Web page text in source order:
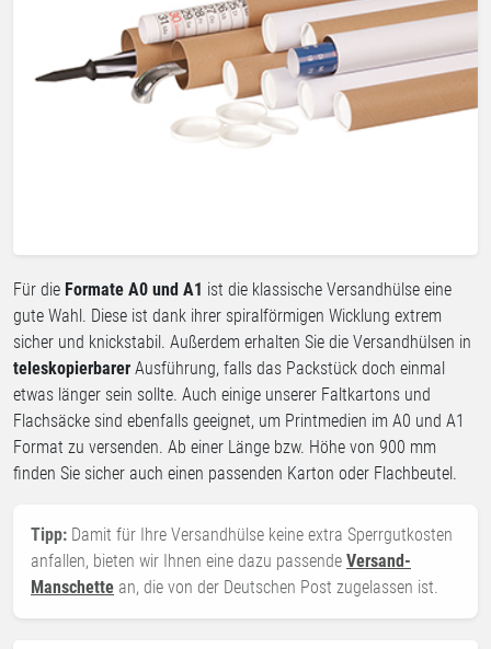
Für die Formate A0 und A1 ist die klassische Versandhülse eine
gute Wahl. Diese ist dank ihrer spiralförmigen Wicklung extrem
sicher und knickstabil. Außerdem erhalten Sie die Versandhülsen in
teleskopierbarer Ausführung, falls das Packstück doch einmal
etwas länger sein sollte. Auch einige unserer Faltkartons und
Flachsäcke sind ebenfalls geeignet, um Printmedien im A0 und A1
Format zu versenden. Ab einer Länge bzw. Höhe von 900 mm
finden Sie sicher auch einen passenden Karton oder Flachbeutel.
Tipp: Damit für Ihre Versandhülse keine extra Sperrgutkosten
anfallen, bieten wir Ihnen eine dazu passende Versand-
Manschette an, die von der Deutschen Post zugelassen ist.